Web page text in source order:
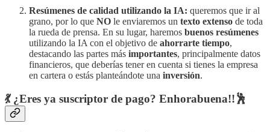
Resúmenes de calidad utilizando la IA: queremos que ir al
grano, por lo que NO le enviaremos un texto extenso de toda
la rueda de prensa. En su lugar, haremos buenos resúmenes
utilizando la IA con el objetivo de ahorrarte tiempo,
destacando las partes más importantes, principalmente datos
financieros, que deberías tener en cuenta si tienes la empresa
en cartera o estás planteándote una inversión.
💃 ¿Eres ya suscriptor de pago? Enhorabuena!!🕺